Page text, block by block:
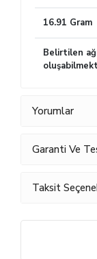
16.91 Gram
Belirtilen
Yorumlar
Garanti Ve
Taksit